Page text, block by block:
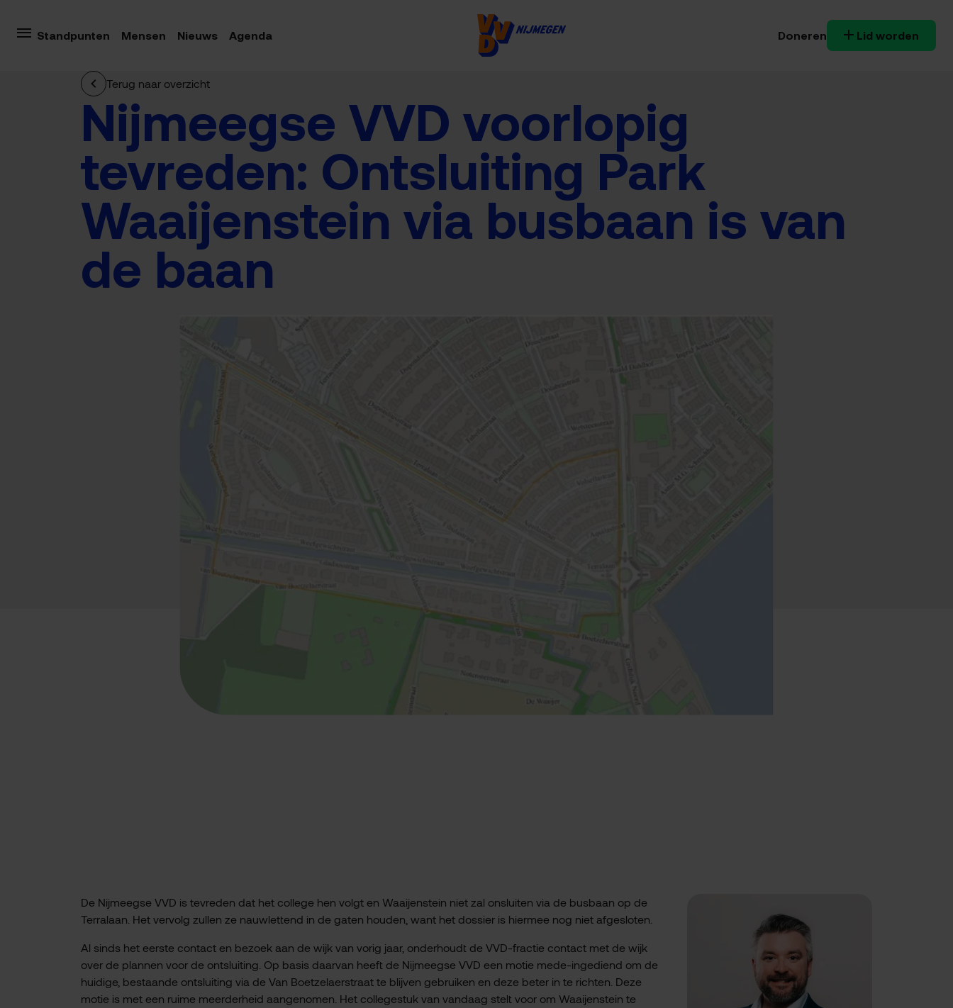
Standpunten Mensen Nieuws Agenda Doneren Lid worden
Terug naar overzicht
Nijmeegse VVD voorlopig
tevreden: Ontsluiting Park
Waaijenstein via busbaan is van
de baan
De Nijmeegse VVD is tevreden dat het college hen volgt en Waaijenstein niet zal onsluiten via de busbaan op de
Terralaan. Het vervolg zullen ze nauwlettend in de gaten houden, want het dossier is hiermee nog niet afgesloten.
Al sinds het eerste contact en bezoek aan de wijk van vorig jaar, onderhoudt de VVD-fractie contact met de wijk
over de plannen voor de ontsluiting. Op basis daarvan heeft de Nijmeegse VVD een motie mede-ingediend om de
huidige, bestaande ontsluiting via de Van Boetzelaerstraat te blijven gebruiken en deze beter in te richten. Deze
motie is met een ruime meerderheid aangenomen. Het collegestuk van vandaag stelt voor om Waaijenstein te